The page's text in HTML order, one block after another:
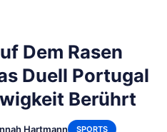
Dem Rasen
Duell Portugal
Berührt
Hartmann SPORTS